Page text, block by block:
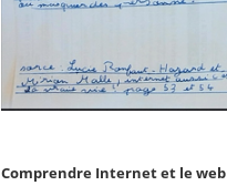
Comprendre Internet et le web